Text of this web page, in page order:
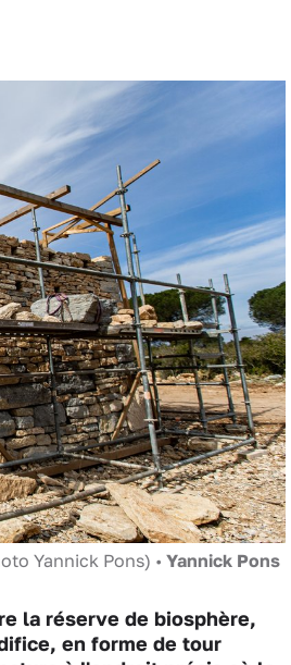
Yannick Pons) • Yannick Pons
la réserve de biosphère,
en forme de tour